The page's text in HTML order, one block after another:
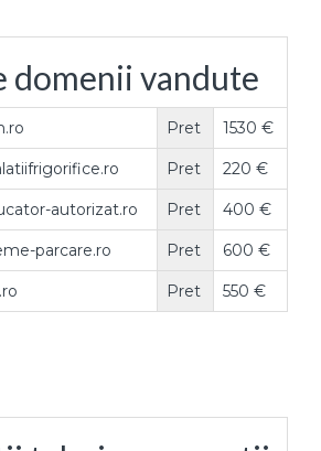
domenii vandute
Pret 1530 €
Pret 220 €
autorizat.ro Pret 400 €
parcare.ro Pret 600 €
Pret 550 €